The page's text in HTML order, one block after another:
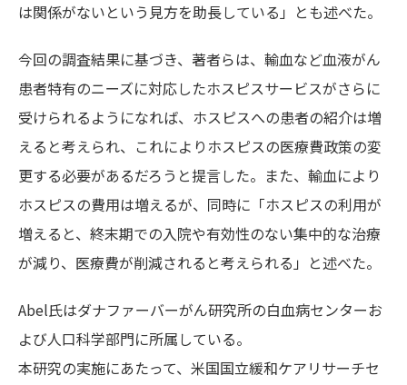
は関係がないという見方を助長している」とも述べた。
今回の調査結果に基づき、著者らは、輸血など血液がん
患者特有のニーズに対応したホスピスサービスがさらに
受けられるようになれば、ホスピスへの患者の紹介は増
えると考えられ、これによりホスピスの医療費政策の変
更する必要があるだろうと提言した。また、輸血により
ホスピスの費用は増えるが、同時に「ホスピスの利用が
増えると、終末期での入院や有効性のない集中的な治療
が減り、医療費が削減されると考えられる」と述べた。
Abel氏はダナファーバーがん研究所の白血病センターお
よび人口科学部門に所属している。
本研究の実施にあたって、米国国立緩和ケアリサーチセ